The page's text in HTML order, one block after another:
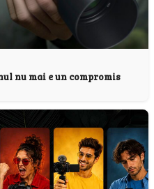
nu mai e un compromis